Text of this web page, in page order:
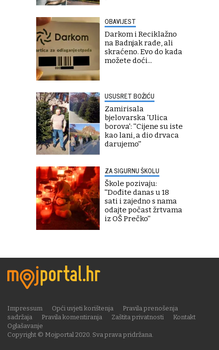
OBAVIJEST
Darkom i Reciklažno
na Badnjak rade, ali
skraćeno. Evo do kada
možete doći...
USUSRET BOŽIĆU
Zamirisala
bjelovarska 'Ulica
borova': ''Cijene su iste
kao lani, a dio drvaca
darujemo''
ZA SIGURNU ŠKOLU
Škole pozivaju:
''Dođite danas u 18
sati i zajedno s nama
odajte počast žrtvama
iz OŠ Prečko''
Copyright © Mojportal 2020. Sva prava pridržana.
Impressum Opći uvjeti korištenja
Pravila prenošenja
sadržaja
Pravila komentiranja Zaštita privatnosti
Kontakt
Oglašavanje